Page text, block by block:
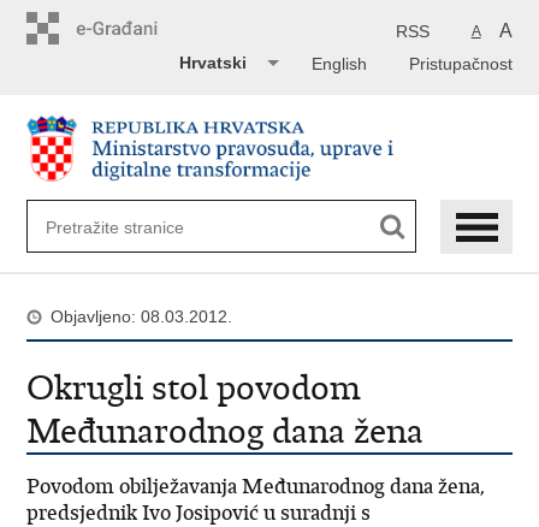
A A
RSS
Pristupačnost
English
Hrvatski
Objavljeno: 08.03.2012.
Okrugli stol povodom
Međunarodnog dana žena
Povodom obilježavanja Međunarodnog dana žena,
predsjednik Ivo Josipović u suradnji s